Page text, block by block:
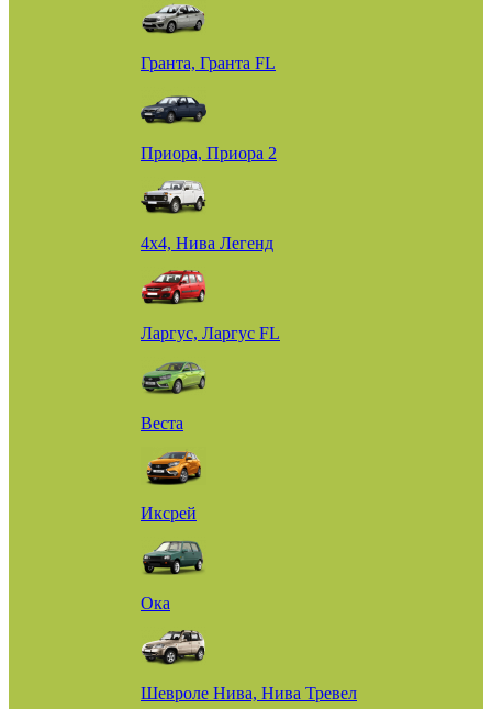
Гранта, Гранта FL
Приора, Приора 2
4х4, Нива Легенд
Ларгус, Ларгус FL
Веста
Иксрей
Ока
Шевроле Нива, Нива Тревел